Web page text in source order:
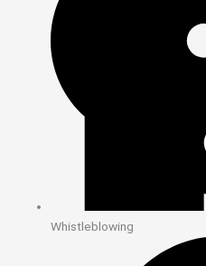
Whistleblowing